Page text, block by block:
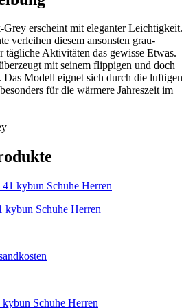
erscheint mit eleganter Leichtigkeit.
verleihen diesem ansonsten grau-
tägliche Aktivitäten das gewisse Etwas.
mit seinem flippigen und doch
Das Modell eignet sich durch die luftigen
für die wärmere Jahreszeit im
Schuhe Herren